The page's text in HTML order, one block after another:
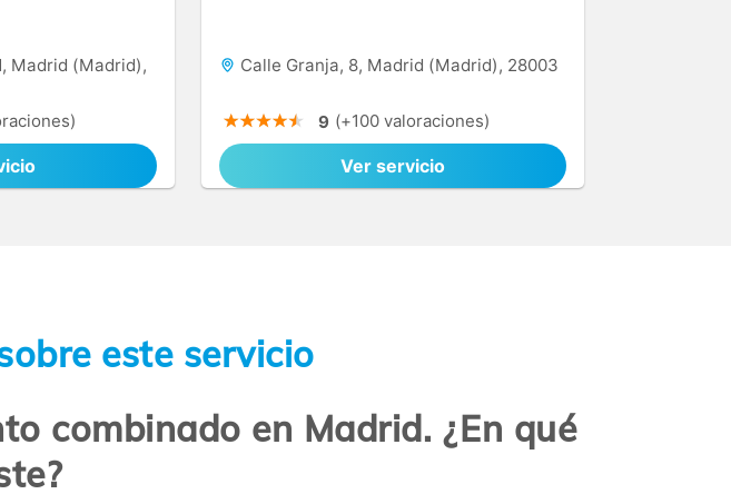
Madrid (Madrid),
Calle Granja, 8, Madrid (Madrid), 28003
9 (+100 valoraciones)
Ver servicio
este servicio
combinado en Madrid. ¿En qué